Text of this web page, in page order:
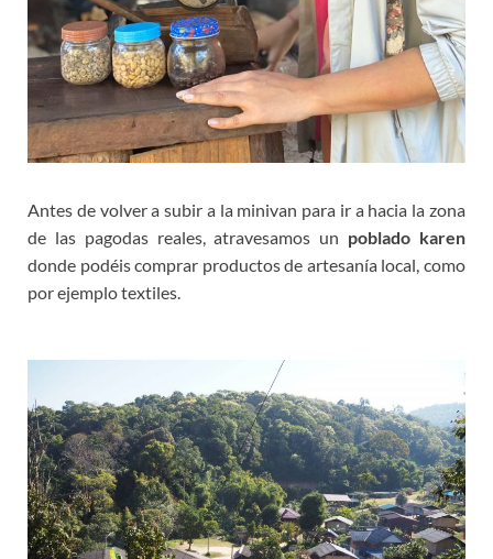
Antes de volver a subir a la minivan para ir a hacia la zona
de las pagodas reales, atravesamos un poblado karen
donde podéis comprar productos de artesanía local, como
por ejemplo textiles.